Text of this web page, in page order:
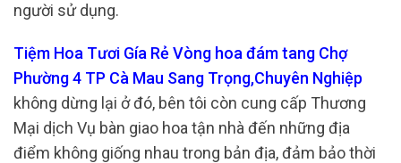
người sử dụng.
Tiệm Hoa Tươi Gía Rẻ Vòng hoa đám tang Chợ
Phường 4 TP Cà Mau Sang Trọng,Chuyên Nghiệp
không dừng lại ở đó, bên tôi còn cung cấp Thương
Mại dịch Vụ bàn giao hoa tận nhà đến những địa
điểm không giống nhau trong bản địa, đảm bảo thời